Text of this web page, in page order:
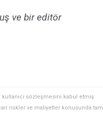
ve bir editör
kullanıcı sözleşmesini kabul etmiş
riskler ve maliyetler konusunda tam